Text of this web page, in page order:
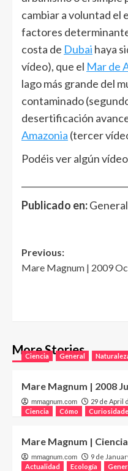
cambiar a voluntad el
factores
costa de Dubai haya
vídeo), que el Mar de
lago más grande del
contaminado
desertificación
Amazonia (tercer
Podéis ver algún
Publicado en:General
Post
navigation
Previous:
Mare Magnum | 2009
More Stories
Ciencia General
Mare Magnum | 2008
mmagnum.com
29 de April
Ciencia
Cómo
Mare Magnum |
mmagnum.com
9 de
Actualidad
Ecología